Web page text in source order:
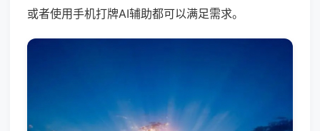
或者使用手机打牌AI辅助都可以满足需求。